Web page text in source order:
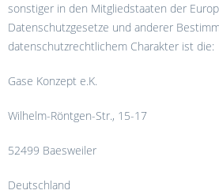
sonstiger in den Mitgliedstaaten der
Datenschutzgesetze und anderer
datenschutzrechtlichem Charakter ist die:
Gase Konzept e.K.
Wilhelm-Röntgen-Str., 15-17
52499 Baesweiler
Deutschland